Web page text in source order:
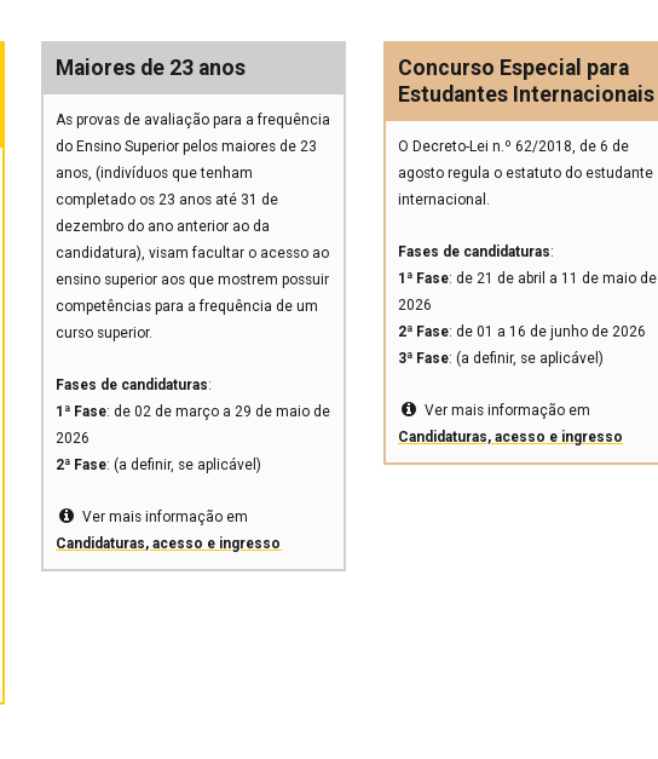
Maiores de 23 anos
As provas de avaliação para a frequência
do Ensino Superior pelos maiores de 23
anos, (indivíduos que tenham
completado os 23 anos até 31 de
dezembro do ano anterior ao da
candidatura), visam facultar o acesso ao
ensino superior aos que mostrem possuir
competências para a frequência de um
curso superior.
Fases de candidaturas:
1ª Fase: de 02 de março a 29 de maio de
2026
2ª Fase: (a definir, se aplicável)
Ver mais informação em
Candidaturas, acesso e ingresso
Concurso Especial para
Estudantes Internacionais
O Decreto-Lei n.º 62/2018, de 6 de
agosto regula o estatuto do estudante
internacional.
Fases de candidaturas:
1ª Fase: de 21 de abril a 11 de maio de
2026
2ª Fase: de 01 a 16 de junho de 2026
3ª Fase: (a definir, se aplicável)
Ver mais informação em
Candidaturas, acesso e ingresso